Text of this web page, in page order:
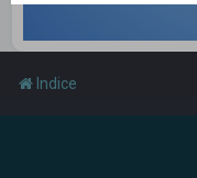
Indice